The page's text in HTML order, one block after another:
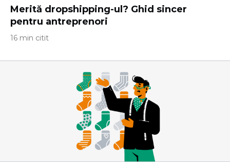
Merită dropshipping-ul? Ghid sincer
pentru antreprenori
16 min citit